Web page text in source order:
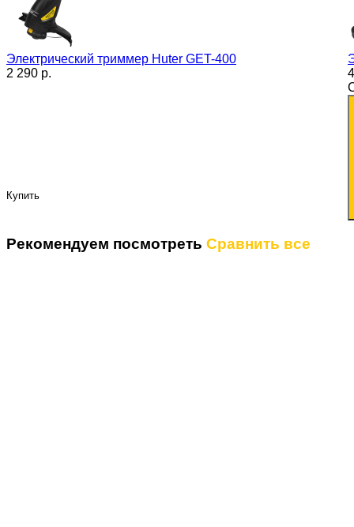
Электрический триммер Huter GET-400
2 290 p.
Купить
Рекомендуем посмотреть Сравнить все